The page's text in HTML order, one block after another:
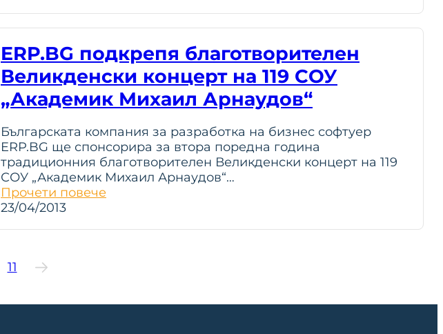
ERP.BG подкрепя благотворителен
Великденски концерт на 119 СОУ
„Академик Михаил Арнаудов“
Българската компания за разработка на бизнес софтуер
ERP.BG ще спонсорира за втора поредна година
традиционния благотворителен Великденски концерт на 119
СОУ „Академик Михаил Арнаудов“…
Прочети повече
23/04/2013
11